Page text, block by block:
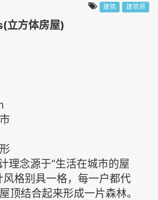
建筑 建筑师
立方体房屋)
理念源于“生活在城市的屋
风格别具一格，每一户都代
顶结合起来形成一片森林。